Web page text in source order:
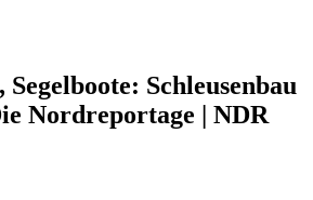
Schleusenbau
Nordreportage | NDR